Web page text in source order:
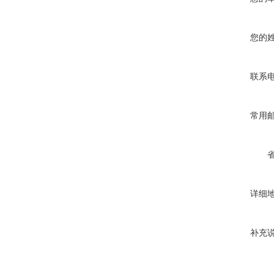
您的
联系
常用
详细
补充